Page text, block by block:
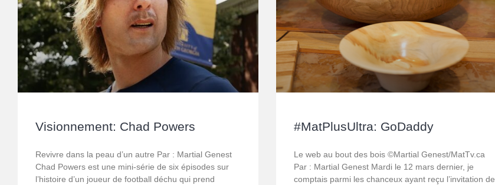
Visionnement: Chad Powers
Revivre dans la peau d’un autre Par : Martial Genest
Chad Powers est une mini-série de six épisodes sur
l’histoire d’un joueur de football déchu qui prend
#MatPlusUltra: GoDaddy
Le web au bout des bois ©Martial Genest/MatTv.ca
Par : Martial Genest Mardi le 12 mars dernier, je
comptais parmi les chanceux ayant reçu l’invitation de